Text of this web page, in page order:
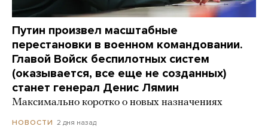
Путин произвел масштабные
перестановки в военном командовании.
Главой Войск беспилотных систем
(оказывается, все еще не созданных)
станет генерал Денис Лямин
Максимально коротко о новых назначениях
НОВОСТИ 2 дня назад